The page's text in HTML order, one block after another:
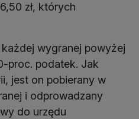
zł, których
wygranej powyżej
proc. podatek. Jak
jest on pobierany w
i odprowadzany
do urzędu